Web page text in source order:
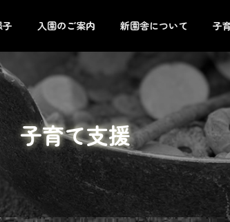
子 入園のご案内 新園舎について 子
子育て支援